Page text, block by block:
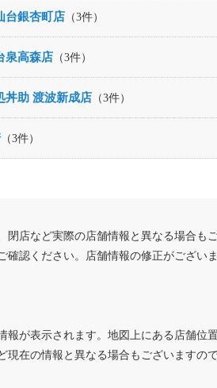
台銀杏町店 （3件）
泉高森店 （3件）
丼助 渡波新成店 （3件）
（3件）
閉店など実際の店舗情報と異なる場合も
確認ください。店舗情報の修正がござい
報が表示されます。地図上にある店舗位
現在の情報と異なる場合もございますの